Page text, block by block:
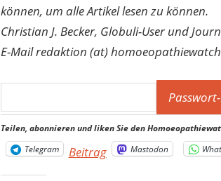
können, um alle Artikel lesen zu können.
Christian J. Becker, Globuli-User und
E-Mail redaktion (at)
Teilen, abonnieren und liken Sie den
Telegram
Beitrag Mastodon